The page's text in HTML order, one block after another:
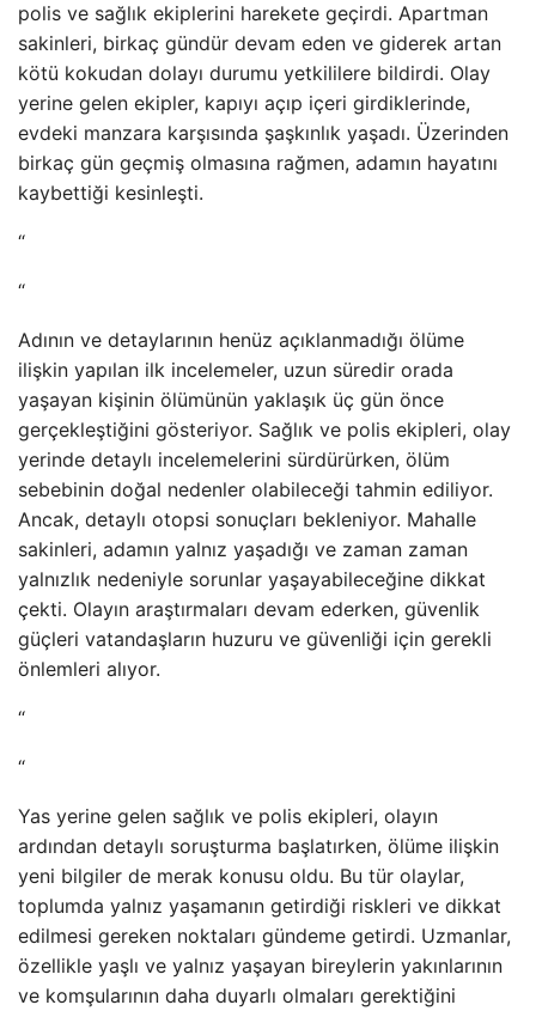
polis ve sağlık ekiplerini harekete geçirdi. Apartman
sakinleri, birkaç gündür devam eden ve giderek artan
kötü kokudan dolayı durumu yetkililere bildirdi. Olay
yerine gelen ekipler, kapıyı açıp içeri girdiklerinde,
evdeki manzara karşısında şaşkınlık yaşadı. Üzerinden
birkaç gün geçmiş olmasına rağmen, adamın hayatını
kaybettiği kesinleşti.
“
“
Adının ve detaylarının henüz açıklanmadığı ölüme
ilişkin yapılan ilk incelemeler, uzun süredir orada
yaşayan kişinin ölümünün yaklaşık üç gün önce
gerçekleştiğini gösteriyor. Sağlık ve polis ekipleri, olay
yerinde detaylı incelemelerini sürdürürken, ölüm
sebebinin doğal nedenler olabileceği tahmin ediliyor.
Ancak, detaylı otopsi sonuçları bekleniyor. Mahalle
sakinleri, adamın yalnız yaşadığı ve zaman zaman
yalnızlık nedeniyle sorunlar yaşayabileceğine dikkat
çekti. Olayın araştırmaları devam ederken, güvenlik
güçleri vatandaşların huzuru ve güvenliği için gerekli
önlemleri alıyor.
“
“
Yas yerine gelen sağlık ve polis ekipleri, olayın
ardından detaylı soruşturma başlatırken, ölüme ilişkin
yeni bilgiler de merak konusu oldu. Bu tür olaylar,
toplumda yalnız yaşamanın getirdiği riskleri ve dikkat
edilmesi gereken noktaları gündeme getirdi. Uzmanlar,
özellikle yaşlı ve yalnız yaşayan bireylerin yakınlarının
ve komşularının daha duyarlı olmaları gerektiğini